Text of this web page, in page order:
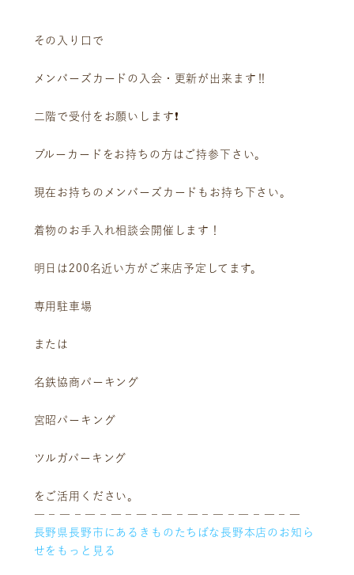
ギャラリー
イベント
コラム
動画コンテンツ
ビジョン
サステナビリティ
プレスリリース
その入り口で
メンバーズカードの入会・更新が出来ます‼️
二階で受付をお願いします❗️
ブルーカードをお持ちの方はご持参下さい。
現在お持ちのメンバーズカードもお持ち下さい。
着物のお手入れ相談会開催します！
明日は200名近い方がご来店予定してます。
専用駐車場
または
名鉄協商パーキング
宮昭パーキング
ツルガパーキング
をご活用ください。
― – ― – ― – ― – ― – ― – ― – ― – ― – ― – ―
長野県長野市にあるきものたちばな長野本店のお知ら
せをもっと見る